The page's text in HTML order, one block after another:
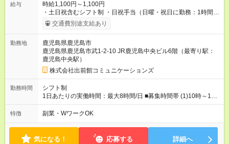
給与
時給1,100円～1,100円
・土日祝含むシフト制 ・日祝手当（日曜・祝日に勤務：1時間毎
に100円 ※支給条件有） ・深夜手当（22時以降に勤務：1時間毎
に200円 ＋ 22時以降の深夜手当：25％） 【試用期間】試用期間
です。 ※試用期間中も給与・待遇に変更はありません。 最初か
ら時給1,100円でスタートできます！
交通費別途支給あり
勤務地
鹿児島県鹿児島市
鹿児島県鹿児島市武1-2-10 JR鹿児島中央ビル6階（最寄り駅：
鹿児島中央駅）
株式会社出前館コミュニケーションズ
勤務時間
シフト制
1日あたりの実働時間：最大8時間/日 ■募集時間帯 (1)10時～14
時30分／週3勤務～ 上記時間帯で、以下条件で勤務可能な方 ・
土日どちらか勤務可能な方 ・年末年始や大型連休勤務可能な方
特徴 副業・WワークOK
気になる！ 応募する 詳細へ